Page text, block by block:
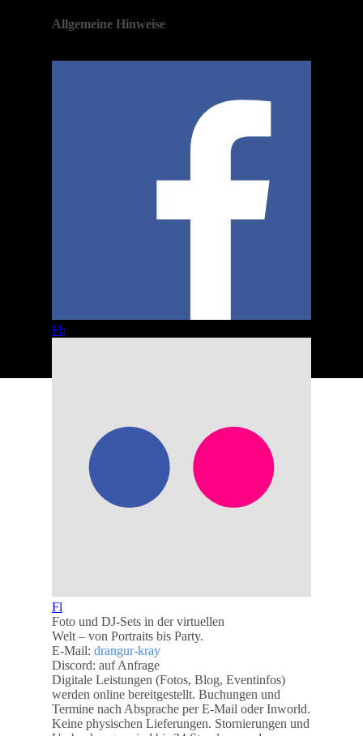
Allgemeine Hinweise
Fb
Fl
Foto und DJ-Sets in der virtuellen
Welt – von Portraits bis Party.
E-Mail: drangur-kray
Discord: auf Anfrage
Digitale Leistungen (Fotos, Blog, Eventinfos)
werden online bereitgestellt. Buchungen und
Termine nach Absprache per E‑Mail oder Inworld.
Keine physischen Lieferungen. Stornierungen und